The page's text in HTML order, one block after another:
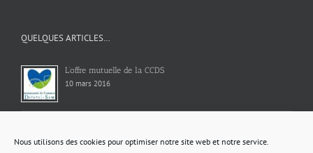
Nous utilisons des cookies pour optimiser notre site web et notre service.
QUELQUES ARTICLES…
L’offre mutuelle de la CCDS
10 mars 2016
4 novembre 2022